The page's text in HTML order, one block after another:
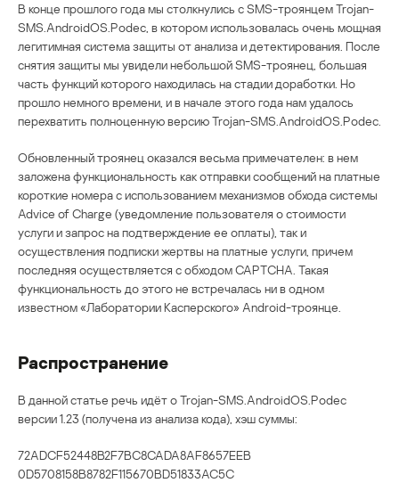
В конце прошлого года мы столкнулись с SMS-троянцем Trojan-
SMS.AndroidOS.Podec, в котором использовалась очень мощная
легитимная система защиты от анализа и детектирования. После
снятия защиты мы увидели небольшой SMS-троянец, большая
часть функций которого находилась на стадии доработки. Но
прошло немного времени, и в начале этого года нам удалось
перехватить полноценную версию Trojan-SMS.AndroidOS.Podec.
Обновленный троянец оказался весьма примечателен: в нем
заложена функциональность как отправки сообщений на платные
короткие номера с использованием механизмов обхода системы
Advice of Charge (уведомление пользователя о стоимости
услуги и запрос на подтверждение ее оплаты), так и
осуществления подписки жертвы на платные услуги, причем
последняя осуществляется с обходом CAPTCHA. Такая
функциональность до этого не встречалась ни в одном
известном «Лаборатории Касперского» Android-троянце.
Распространение
В данной статье речь идёт о Trojan-SMS.AndroidOS.Podec
версии 1.23 (получена из анализа кода), хэш суммы:
72ADCF52448B2F7BC8CADA8AF8657EEB
0D5708158B8782F115670BD51833AC5C